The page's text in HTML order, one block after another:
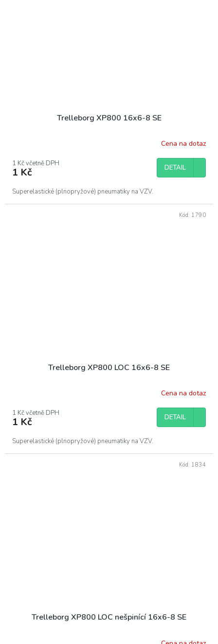
Trelleborg XP800 16x6-8 SE
Cena na dotaz
1 Kč včetně DPH
1 Kč DETAIL
Superelastické (plnopryžové) pneumatiky na VZV.
Trelleborg XP800 LOC 16x6-8 SE
Cena na dotaz
1 Kč včetně DPH
1 Kč DETAIL
Superelastické (plnopryžové) pneumatiky na VZV.
Kód: 1790
Trelleborg XP800 LOC nešpinící 16x6-8 SE
Kód: 1834